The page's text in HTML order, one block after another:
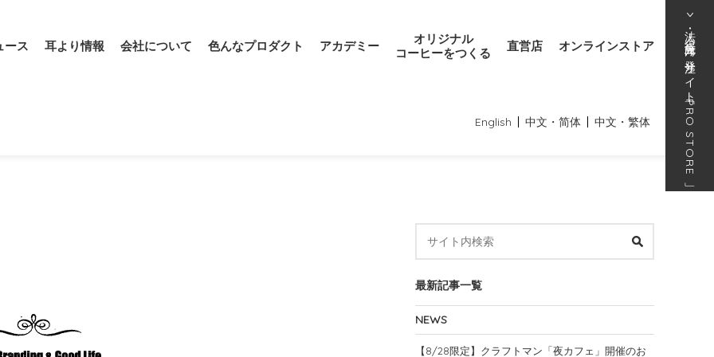
ース 耳より情報 会社について 色んなプロダクト アカデミー
オリジナル
コーヒーをつくる
直営店 オンラインストア
English 中文・简体 中文・繁体
法人･得意先向け発注サイト
PRO STORE
最新記事一覧
NEWS
【8/28限定】クラフトマン「夜カフェ」開催のお